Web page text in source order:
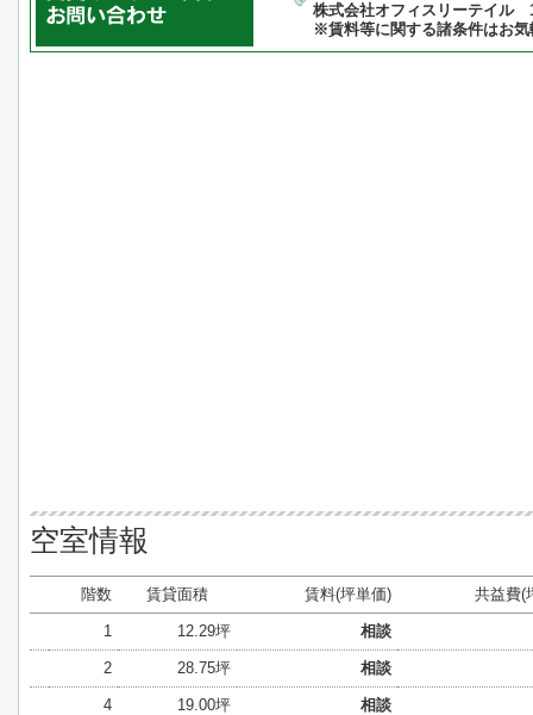
株式会社オフィスリーテイル
※賃料等に関する諸条件はお
空室情報
階数 賃貸面積 賃料(坪単価) 共益費(
1 12.29坪 相談
2 28.75坪 相談
4 19.00坪 相談